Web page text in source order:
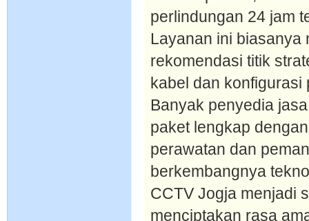
perlindungan 24 jam
Layanan ini biasanya
rekomendasi titik
kabel dan
Banyak penyedia
paket lengkap
perawatan dan
berkembangnya
CCTV Jogja menjadi
menciptakan rasa